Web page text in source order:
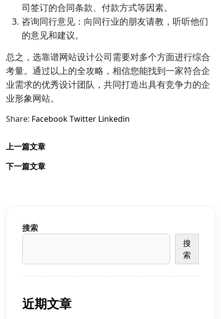
司签订的合同条款、付款方式等因素。
咨询同行意见：向同行业的朋友请教，听听他们
的意见和建议。
总之，选靠谱网站设计公司需要对多个方面进行综合
考量。通过以上的全攻略，相信您能找到一家符合企
业需求的优秀设计团队，共同打造出具有竞争力的企
业形象网站。
Share: FacebookTwitter Linkedin
上一篇文章
下一篇文章
搜索
搜
索
近期文章